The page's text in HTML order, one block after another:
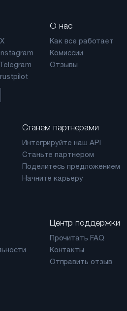
О нас
Как все работает
Комиссии
Отзывы
Станем партнерами
Интегрируйте наш API
Станьте партнером
Поделитесь предложением
Начните карьеру
Центр поддержки
Прочитать FAQ
Контакты
Отправить отзыв